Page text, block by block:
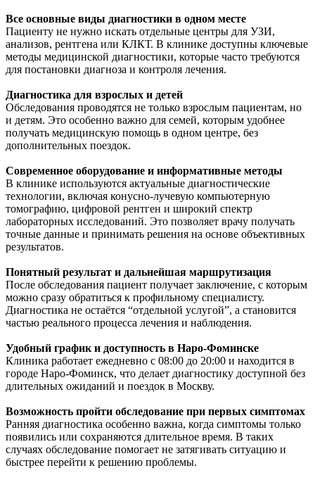
Все основные виды диагностики в одном месте
Пациенту не нужно искать отдельные центры для УЗИ,
анализов, рентгена или КЛКТ. В клинике доступны ключевые
методы медицинской диагностики, которые часто требуются
для постановки диагноза и контроля лечения.
Диагностика для взрослых и детей
Обследования проводятся не только взрослым пациентам, но
и детям. Это особенно важно для семей, которым удобнее
получать медицинскую помощь в одном центре, без
дополнительных поездок.
Современное оборудование и информативные методы
В клинике используются актуальные диагностические
технологии, включая конусно-лучевую компьютерную
томографию, цифровой рентген и широкий спектр
лабораторных исследований. Это позволяет врачу получать
точные данные и принимать решения на основе объективных
результатов.
Понятный результат и дальнейшая маршрутизация
После обследования пациент получает заключение, с которым
можно сразу обратиться к профильному специалисту.
Диагностика не остаётся “отдельной услугой”, а становится
частью реального процесса лечения и наблюдения.
Удобный график и доступность в Наро-Фоминске
Клиника работает ежедневно с 08:00 до 20:00 и находится в
городе Наро-Фоминск, что делает диагностику доступной без
длительных ожиданий и поездок в Москву.
Возможность пройти обследование при первых симптомах
Ранняя диагностика особенно важна, когда симптомы только
появились или сохраняются длительное время. В таких
случаях обследование помогает не затягивать ситуацию и
быстрее перейти к решению проблемы.